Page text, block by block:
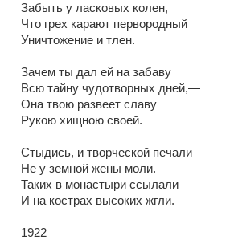
Забыть у ласковых колен,
Что грех карают первородный
Уничтожение и тлен.
Зачем ты дал ей на забаву
Всю тайну чудотворных дней,—
Она твою развеет славу
Рукою хищною своей.
Стыдись, и творческой печали
Не у земной жены моли.
Таких в монастыри ссылали
И на кострах высоких жгли.
1922